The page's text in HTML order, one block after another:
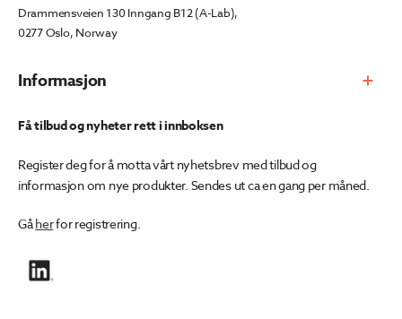
Informasjon
Drammensveien 130 Inngang B12 (A-Lab),
0277 Oslo, Norway
Få tilbud og nyheter rett i innboksen
Register deg for å motta vårt nyhetsbrev med tilbud og
informasjon om nye produkter. Sendes ut ca en gang per måned.
Gåherfor registrering.